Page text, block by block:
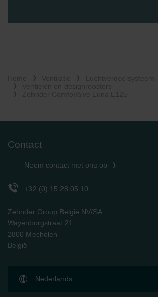
Contact
Neem contact met ons op
+32 (0) 15 28 05 10
Zehnder Group België NV/SA
Wayenborgstraat 21
2800 Mechelen
België
Nederlands